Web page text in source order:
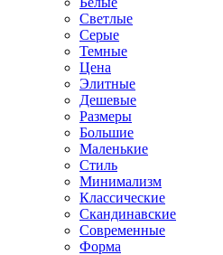
Светлые
Серые
Темные
Цена
Элитные
Дешевые
Размеры
Большие
Маленькие
Стиль
Минимализм
Классические
Скандинавские
Современные
Форма